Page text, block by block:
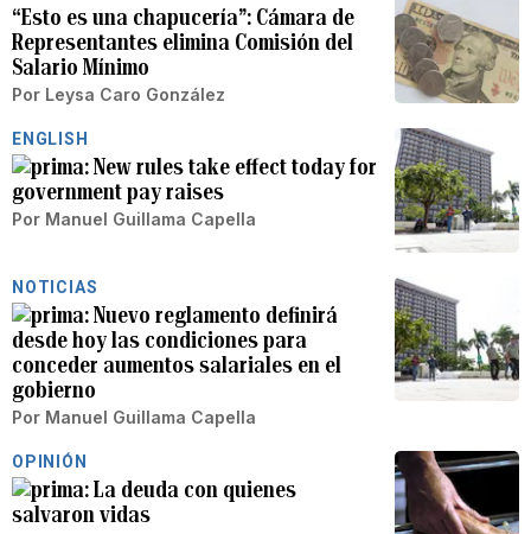
“Esto es una chapucería”: Cámara de
Representantes elimina Comisión del
Salario Mínimo
Por Leysa Caro González
ENGLISH
New rules take effect today for
government pay raises
Por Manuel Guillama Capella
NOTICIAS
Nuevo reglamento definirá
desde hoy las condiciones para
conceder aumentos salariales en el
gobierno
Por Manuel Guillama Capella
OPINIÓN
La deuda con quienes
salvaron vidas